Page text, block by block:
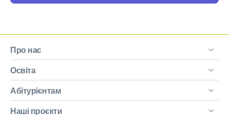
Про нас
Освіта
Абітурієнтам
Наші проєкти